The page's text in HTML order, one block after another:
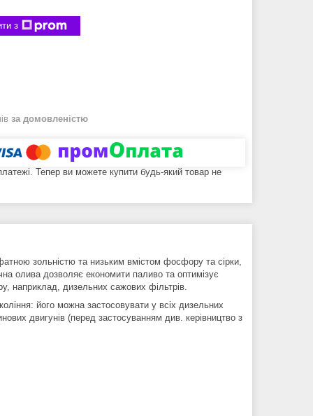
з
за домовленістю
Тепер ви можете купити будь-який товар не
зольністю та низьким вмістом фосфору та сірки,
олива дозволяє економити паливо та оптимізує
наприклад, дизельних сажових фільтрів.
його можна застосовувати у всіх дизельних
двигунів (перед застосуванням див. керівництво з